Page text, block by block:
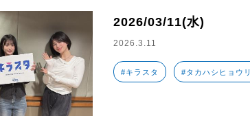
2026/03/11(水)
2026.3.11
#キラスタ #タカハシヒョウリ